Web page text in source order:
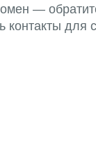
—
контакты для